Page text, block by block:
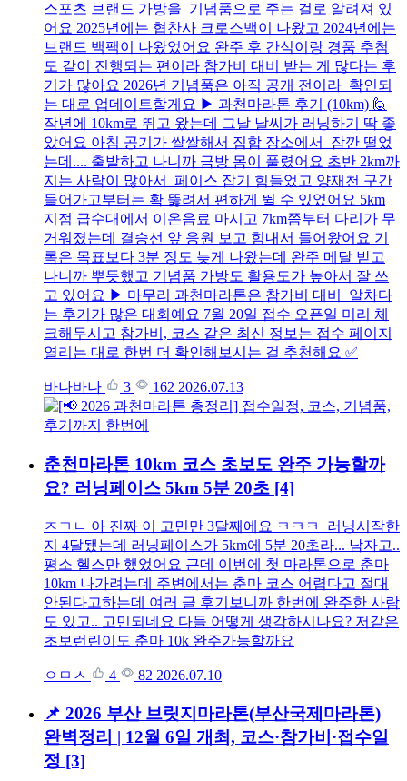
스포츠 브랜드 가방을 기념품으로 주는 걸로 알려져 있
어요 2025년에는 협찬사 크로스백이 나왔고 2024년에는
브랜드 백팩이 나왔었어요 완주 후 간식이랑 경품 추첨
도 같이 진행되는 편이라 참가비 대비 받는 게 많다는 후
기가 많아요 2026년 기념품은 아직 공개 전이라 확인되
는 대로 업데이트할게요 ▶ 과천마라톤 후기 (10km) 🙋
작년에 10km로 뛰고 왔는데 그날 날씨가 러닝하기 딱 좋
았어요 아침 공기가 쌀쌀해서 집합 장소에서 잠깐 떨었
는데.... 출발하고 나니까 금방 몸이 풀렸어요 초반 2km까
지는 사람이 많아서 페이스 잡기 힘들었고 양재천 구간
들어가고부터는 확 뚫려서 편하게 뛸 수 있었어요 5km
지점 급수대에서 이온음료 마시고 7km쯤부터 다리가 무
거워졌는데 결승선 앞 응원 보고 힘내서 들어왔어요 기
록은 목표보다 3분 정도 늦게 나왔는데 완주 메달 받고
나니까 뿌듯했고 기념품 가방도 활용도가 높아서 잘 쓰
고 있어요 ▶ 마무리 과천마라톤은 참가비 대비 알차다
는 후기가 많은 대회예요 7월 20일 접수 오픈일 미리 체
크해두시고 참가비, 코스 같은 최신 정보는 접수 페이지
열리는 대로 한번 더 확인해보시는 걸 추천해요 ✅
바나바나 3 162 2026.07.13
춘천마라톤 10km 코스 초보도 완주 가능할까
요? 러닝페이스 5km 5분 20초 [4]
ㅈㄱㄴ 아 진짜 이 고민만 3달째에요 ㅋㅋㅋ 러닝시작한
지 4달됐는데 러닝페이스가 5km에 5분 20초라... 남자고..
평소 헬스만 했었어요 근데 이번에 첫 마라톤으로 춘마
10km 나가려는데 주변에서는 춘마 코스 어렵다고 절대
안된다고하는데 여러 글 후기보니까 한번에 완주한 사람
도 있고.. 고민되네요 다들 어떻게 생각하시나요? 저같은
초보런린이도 춘마 10k 완주가능할까요
ㅇㅁㅅ 4 82 2026.07.10
📌 2026 부산 브릿지마라톤(부산국제마라톤)
완벽정리 | 12월 6일 개최, 코스·참가비·접수일
정 [3]